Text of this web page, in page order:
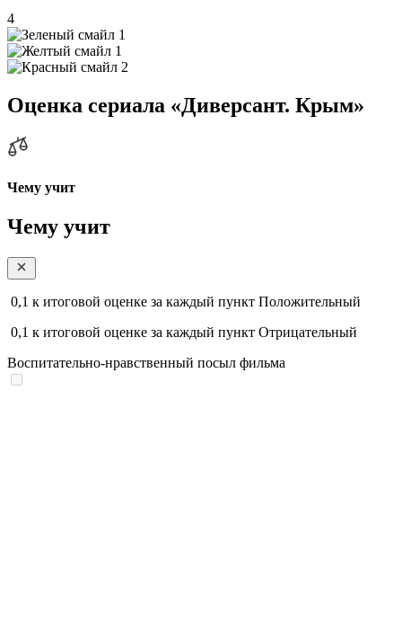
4
1
1
2
Оценка сериала «Диверсант. Крым»
Чему учит
Чему учит
0,1 к итоговой оценке за каждый пункт Положительный
0,1 к итоговой оценке за каждый пункт Отрицательный
Воспитательно-нравственный посыл фильма